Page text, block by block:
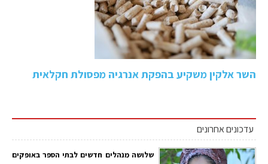
השר אלקין משקיע בהפקת אנרגיה מפסולת חקלאית
עדכונים אחרונים
שלושה מנהלים חדשים לבתי הספר באופקים